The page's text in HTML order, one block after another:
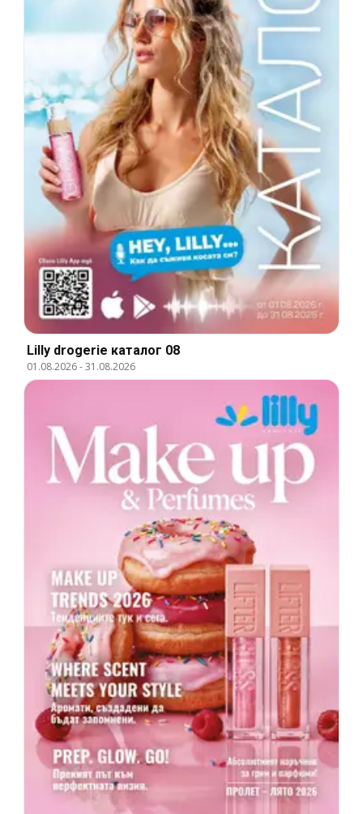
Lilly drogerie каталог 08
01.08.2026-31.08.2026